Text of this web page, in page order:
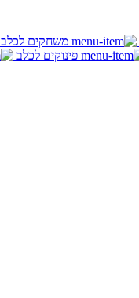
משחקים לכלב
פינוקים לכלב